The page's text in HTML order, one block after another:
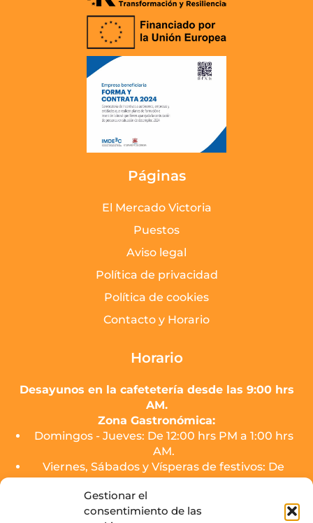
Gestionar el
consentimiento de las
Páginas
El Mercado Victoria
Puestos
Aviso legal
Política de privacidad
Política de cookies
Contacto y Horario
Horario
Desayunos en la cafetetería desde las 9:00 hrs
AM.
Zona Gastronómica:
Domingos - Jueves: De 12:00 hrs PM a 1:00 hrs
AM.
Viernes, Sábados y Vísperas de festivos: De
El servicio de cocina de los puestos finalizará